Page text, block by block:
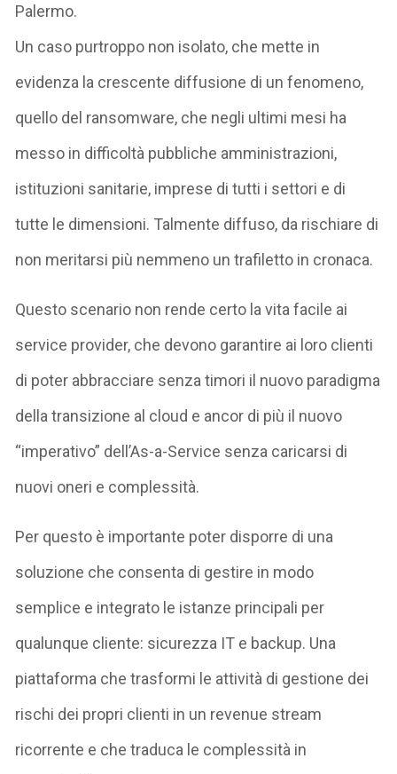
Palermo.
Un caso purtroppo non isolato, che mette in
evidenza la crescente diffusione di un fenomeno,
quello del ransomware, che negli ultimi mesi ha
messo in difficoltà pubbliche amministrazioni,
istituzioni sanitarie, imprese di tutti i settori e di
tutte le dimensioni. Talmente diffuso, da rischiare di
non meritarsi più nemmeno un trafiletto in cronaca.
Questo scenario non rende certo la vita facile ai
service provider, che devono garantire ai loro clienti
di poter abbracciare senza timori il nuovo paradigma
della transizione al cloud e ancor di più il nuovo
“imperativo” dell’As-a-Service senza caricarsi di
nuovi oneri e complessità.
Per questo è importante poter disporre di una
soluzione che consenta di gestire in modo
semplice e integrato le istanze principali per
qualunque cliente: sicurezza IT e backup. Una
piattaforma che trasformi le attività di gestione dei
rischi dei propri clienti in un revenue stream
ricorrente e che traduca le complessità in